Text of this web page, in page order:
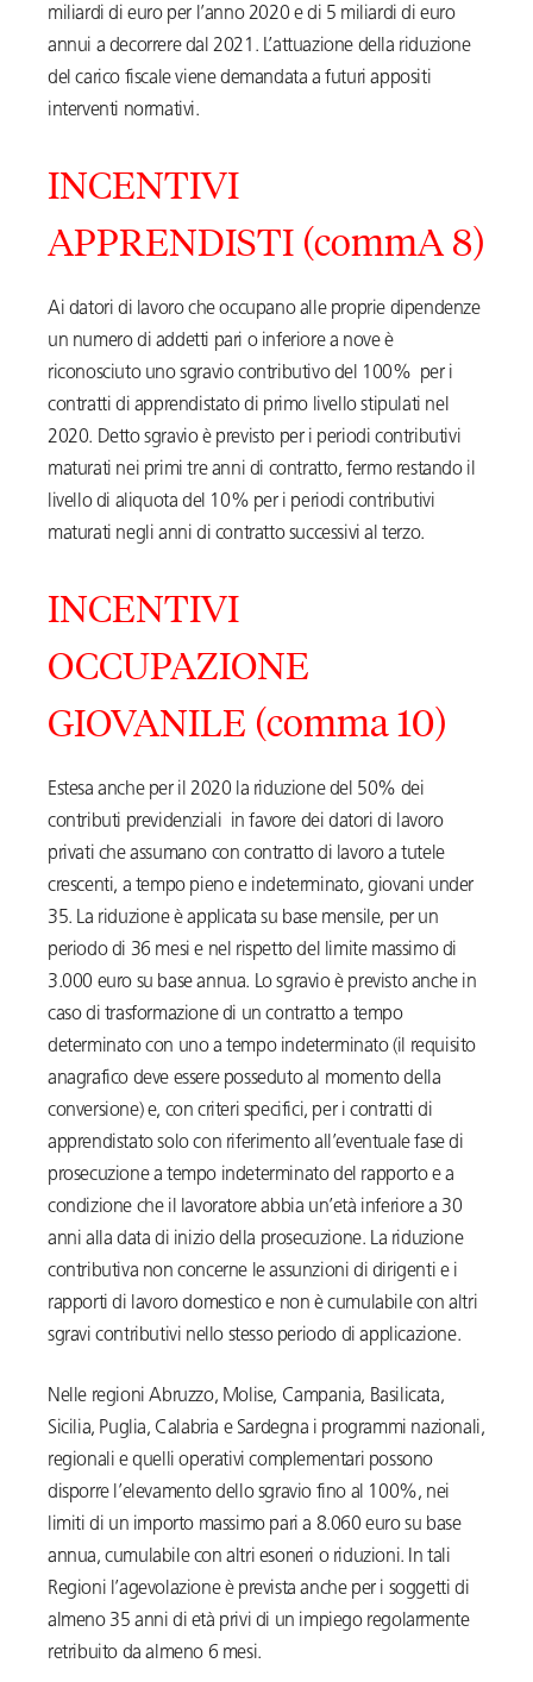
miliardi di euro per l’anno 2020 e di 5 miliardi di euro
annui a decorrere dal 2021. L’attuazione della riduzione
del carico fiscale viene demandata a futuri appositi
interventi normativi.
INCENTIVI
APPRENDISTI (commA 8)
Ai datori di lavoro che occupano alle proprie dipendenze
un numero di addetti pari o inferiore a nove è
riconosciuto uno sgravio contributivo del 100% per i
contratti di apprendistato di primo livello stipulati nel
2020. Detto sgravio è previsto per i periodi contributivi
maturati nei primi tre anni di contratto, fermo restando il
livello di aliquota del 10% per i periodi contributivi
maturati negli anni di contratto successivi al terzo.
INCENTIVI
OCCUPAZIONE
GIOVANILE (comma 10)
Estesa anche per il 2020 la riduzione del 50% dei
contributi previdenziali in favore dei datori di lavoro
privati che assumano con contratto di lavoro a tutele
crescenti, a tempo pieno e indeterminato, giovani under
35. La riduzione è applicata su base mensile, per un
periodo di 36 mesi e nel rispetto del limite massimo di
3.000 euro su base annua. Lo sgravio è previsto anche in
caso di trasformazione di un contratto a tempo
determinato con uno a tempo indeterminato (il requisito
anagrafico deve essere posseduto al momento della
conversione) e, con criteri specifici, per i contratti di
apprendistato solo con riferimento all’eventuale fase di
prosecuzione a tempo indeterminato del rapporto e a
condizione che il lavoratore abbia un’età inferiore a 30
anni alla data di inizio della prosecuzione. La riduzione
contributiva non concerne le assunzioni di dirigenti e i
rapporti di lavoro domestico e non è cumulabile con altri
sgravi contributivi nello stesso periodo di applicazione.
Nelle regioni Abruzzo, Molise, Campania, Basilicata,
Sicilia, Puglia, Calabria e Sardegna i programmi nazionali,
regionali e quelli operativi complementari possono
disporre l’elevamento dello sgravio fino al 100%, nei
limiti di un importo massimo pari a 8.060 euro su base
annua, cumulabile con altri esoneri o riduzioni. In tali
Regioni l’agevolazione è prevista anche per i soggetti di
almeno 35 anni di età privi di un impiego regolarmente
retribuito da almeno 6 mesi.